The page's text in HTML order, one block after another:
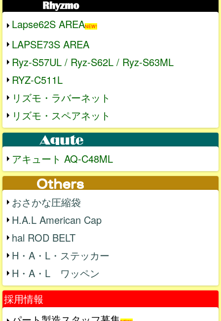
Lapse62S AREANEW!
LAPSE73S AREA
Ryz-S57UL / Ryz-S62L / Ryz-S63ML
RYZ-C511L
リズモ・ラバーネット
リズモ・スペアネット
アキュート AQ-C48ML
おさかな圧縮袋
H.A.L American Cap
hal ROD BELT
H・A・L・ステッカー
H・A・L ワッペン
採用情報